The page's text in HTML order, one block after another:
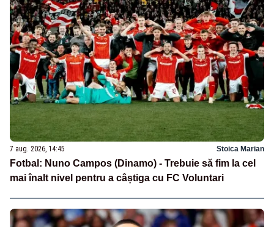
7 aug. 2026, 14:45 Stoica Marian
Fotbal: Nuno Campos (Dinamo) - Trebuie să fim la cel
mai înalt nivel pentru a câștiga cu FC Voluntari